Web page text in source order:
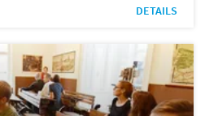
DETAILS